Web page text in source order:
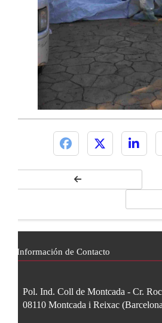
Información de Contacto
Pol. Ind. Coll de Montcada - Cr.
08110 Montcada i Reixac (Barcelona